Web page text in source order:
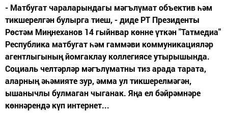
- Матбугат чараларындагы мәгълүмат объектив һәм
тикшерелгән булырга тиеш, - диде РТ Президенты
Рөстәм Миңнеханов 14 гыйнвар көнне үткән "Татмедиа"
Республика матбугат һәм гаммәви коммуникацияләр
агентлыгының йомгаклау коллегиясе утырышында.
Социаль челтәрләр мәгълүматны тиз арада тарата,
аларның әһәмияте зур, әмма ул тикшерелмәгән,
ышанычлы булмаган чыганак. Яңа ел бәйрәмнәре
көннәрендә күп интернет...